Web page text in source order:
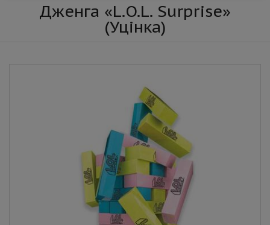
Дженга «L.O.L. Surprise»
(Уцінка)